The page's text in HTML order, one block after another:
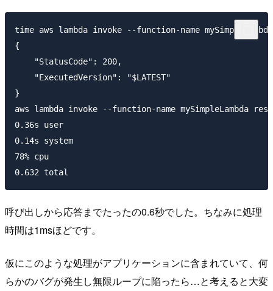
time aws lambda invoke --function-name
{
    "StatusCode": 200,
    "ExecutedVersion": "$LATEST"
}
aws lambda invoke --function-name mySimpleLambda
0.36s user
0.14s system
78% cpu
呼び出しから応答までたったの0.6秒でした。ちなみに処理
時間は1msほどです。
仮にこのような処理がアプリケーションに含まれていて、何
らかのバグが発生し無限ループに陥ったら…と考えると大変